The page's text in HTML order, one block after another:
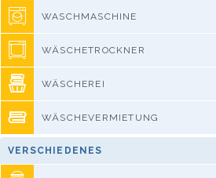
WASCHMASCHINE
WÄSCHETROCKNER
WÄSCHEREI
WÄSCHEVERMIETUNG
VERSCHIEDENES